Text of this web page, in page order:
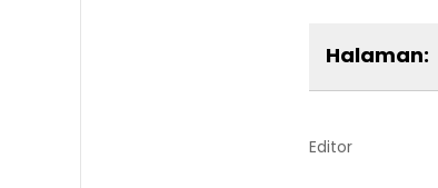
Halaman:
Editor